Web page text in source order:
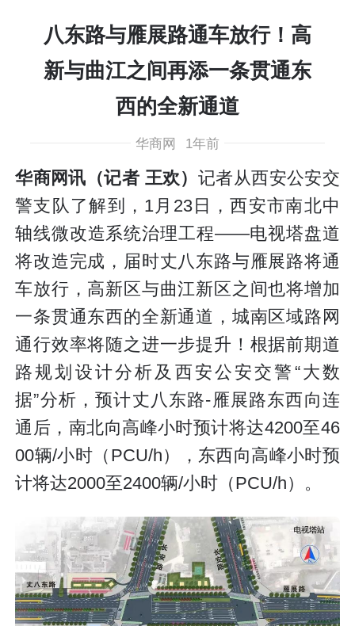
八东路与雁展路通车放行！高
新与曲江之间再添一条贯通东
西的全新通道
华商网 1年前
华商网讯（记者 王欢） 记者从西安公安交
警支队了解到，1月23日，西安市南北中
轴线微改造系统治理工程——电视塔盘道
将改造完成，届时丈八东路与雁展路将通
车放行，高新区与曲江新区之间也将增加
一条贯通东西的全新通道，城南区域路网
通行效率将随之进一步提升！根据前期道
路规划设计分析及西安公安交警“大数
据”分析，预计丈八东路-雁展路东西向连
通后，南北向高峰小时预计将达4200至46
00辆/小时（PCU/h），东西向高峰小时预
计将达2000至2400辆/小时（PCU/h）。